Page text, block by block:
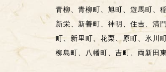
青柳、青柳町、旭町、遊馬町、
新栄、新善町、神明、住吉、清
町、新里町、花栗、原町、氷川
柳島町、八幡町、吉町、両新田